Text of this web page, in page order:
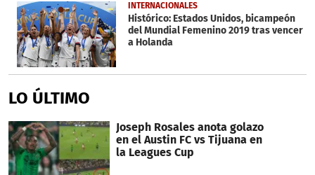
INTERNACIONALES
Histórico: Estados Unidos, bicampeón
del Mundial Femenino 2019 tras vencer
a Holanda
LO ÚLTIMO
Joseph Rosales anota golazo
en el Austin FC vs Tijuana en
la Leagues Cup